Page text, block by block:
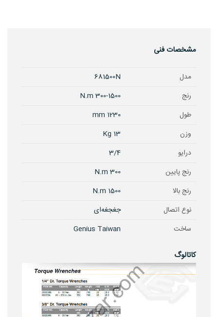
مشخصات فنی
مدل
681500N
رنج
300-1500 N.m
طول
1230 mm
وزن
13 Kg
درایو
3/4
رنج پایین
300 N.m
رنج بالا
1500 N.m
نوع اتصال
جغجغه‌ای
ساخت
Genius Taiwan
کاتالوگ